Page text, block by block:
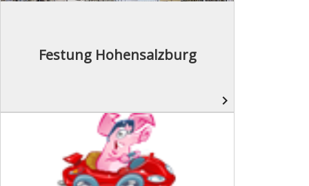
Festung Hohensalzburg
navigate_next